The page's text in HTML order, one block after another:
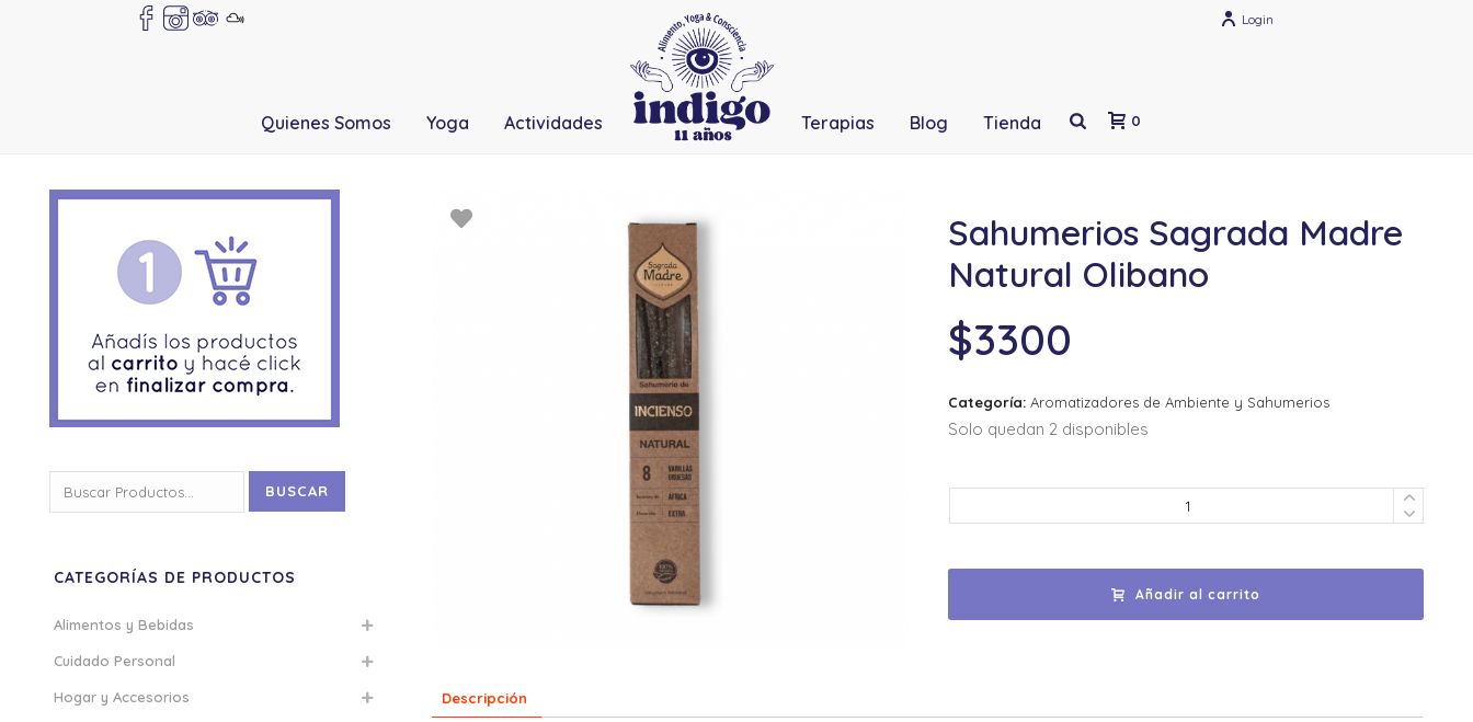
Login
Quienes Somos Yoga Actividades Terapias Blog Tienda 0
Sahumerios Sagrada Madre
Natural Olibano
$3300
Categoría: Aromatizadores de Ambiente y Sahumerios
Solo quedan 2 disponibles
Añadir al carrito
Descripción
por:
BUSCAR
CATEGORÍAS DE PRODUCTOS
Alimentos y Bebidas
Cuidado Personal
Hogar y Accesorios